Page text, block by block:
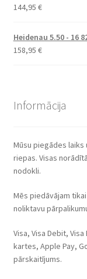
144,95 €
Heidenau 5.50 - 16
158,95 €
Informācija
Mūsu piegādes laiks
riepas. Visas
nodokli.
Mēs piedāvājam
noliktavu
Visa, Visa Debit,
kartes, Apple Pay,
pārskaitījums.